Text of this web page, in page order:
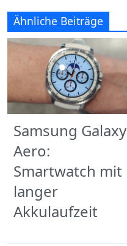
Ähnliche Beiträge
Samsung Galaxy
Aero:
Smartwatch mit
langer
Akkulaufzeit